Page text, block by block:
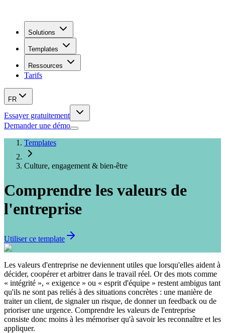
Solutions
Templates
Ressources
Tarifs
FR
Essayer gratuitement
Demander une démo
Templates
Culture, engagement & bien-être
Comprendre les valeurs de
l'entreprise
Utiliser ce template
Les valeurs d'entreprise ne deviennent utiles que lorsqu'elles aident à
décider, coopérer et arbitrer dans le travail réel. Or des mots comme
« intégrité », « exigence » ou « esprit d'équipe » restent ambigus tant
qu'ils ne sont pas reliés à des situations concrètes : une manière de
traiter un client, de signaler un risque, de donner un feedback ou de
prioriser une urgence. Comprendre les valeurs de l'entreprise
consiste donc moins à les mémoriser qu'à savoir les reconnaître et les
appliquer.